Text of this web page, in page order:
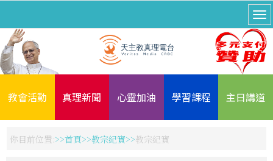
教會活動 真理新聞 心靈加油 學習課程 主日講道
你目前位置: 首頁 教宗紀實 教宗紀實